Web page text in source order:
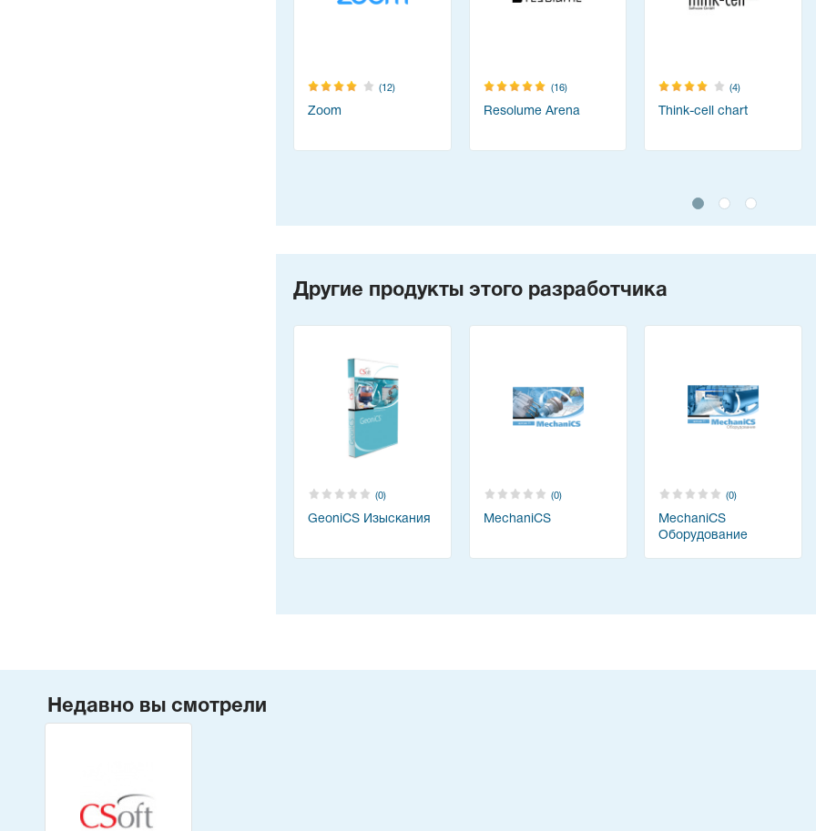
(12)
Zoom
(16)
Resolume Arena
(4)
Think-cell chart
Другие продукты этого разработчика
(0)
GeoniCS Изыскания
(0)
MechaniCS
(0)
MechaniCS
Оборудование
Недавно вы смотрели